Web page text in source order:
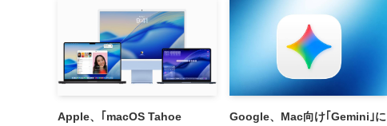
Apple、｢macOS Tahoe
Google、Mac向け｢Gemini｣に